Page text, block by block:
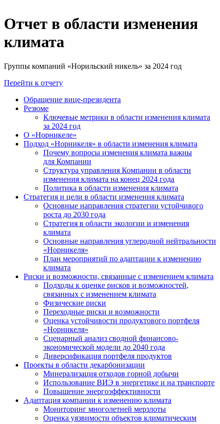
Отчет в области изменения
климата
Группы компаний «Норильский никель» за 2024 год
Перейти к отчету
Обращение вице-президента
Резюме
Ключевые метрики в области изменения климата
за 2024 год
О «Норникеле»
Подход «Норникеля» в области изменения климата
Почему вопросы изменения климата важны
для Компании
Структура управления Компании в области
изменения климата на конец 2024 года
Политика в области изменения климата
Стратегия и цели в области изменения климата
Основные направления стратегии устойчивого
роста до 2030 года
Стратегия в области экологии и изменения
климата
Основные направления углеродной нейтральности
«Норникеля»
План мероприятий по адаптации к изменению
климата
Риски и возможности, связанные с изменением климата
Подходы к оценке рисков и возможностей,
связанных с изменением климата
Физические риски
Переходные риски и возможности
Оценка устойчивости продуктового портфеля
«Норникеля»
Сценарный анализ сводной финансово-
экономической модели до 2040 года
Диверсификация портфеля продуктов
Проекты в области декарбонизации
Минерализация отходов горной добычи
Использование ВИЭ в энергетике и на транспорте
Повышение энергоэффективности
Адаптация компании к изменению климата
Мониторинг многолетней мерзлоты
Оценка уязвимости объектов климатическим